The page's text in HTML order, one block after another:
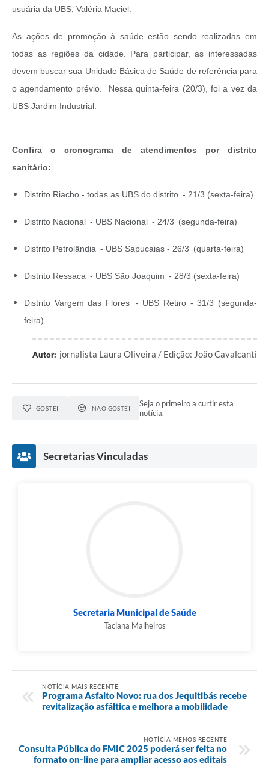
usuária da UBS, Valéria Maciel.
As ações de promoção à saúde estão sendo realizadas em
todas as regiões da cidade. Para participar, as interessadas
devem buscar sua Unidade Básica de Saúde de referência para
o agendamento prévio. Nessa quinta-feira (20/3), foi a vez da
UBS Jardim Industrial.
Confira o cronograma de atendimentos por distrito
sanitário:
Distrito Riacho - todas as UBS do distrito - 21/3 (sexta-feira)
Distrito Nacional - UBS Nacional - 24/3 (segunda-feira)
Distrito Petrolândia - UBS Sapucaias - 26/3 (quarta-feira)
Distrito Ressaca - UBS São Joaquim - 28/3 (sexta-feira)
Distrito Vargem das Flores - UBS Retiro - 31/3 (segunda-
feira)
Autor: jornalista Laura Oliveira / Edição: João Cavalcanti
GOSTEI NÃO GOSTEI
Seja o primeiro a curtir esta
notícia.
Secretarias Vinculadas
Secretaria Municipal de Saúde
Taciana Malheiros
NOTÍCIA MAIS RECENTE
Programa Asfalto Novo: rua dos Jequitibás recebe
revitalização asfáltica e melhora a mobilidade
NOTÍCIA MENOS RECENTE
Consulta Pública do FMIC 2025 poderá ser feita no
formato on-line para ampliar acesso aos editais